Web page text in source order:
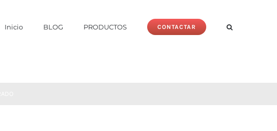
Inicio BLOG PRODUCTOS CONTACTAR